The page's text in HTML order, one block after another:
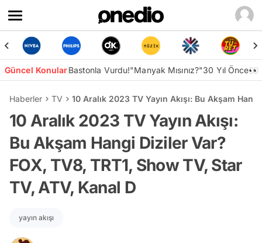
Güncel KonularBastonla Vurdu!"Manyak Mısınız?"30 Yıl Önce👀
Haberler TV 10 Aralık 2023 TV Yayın Akışı: Bu Akşam
10 Aralık 2023 TV Yayın Akışı:
Bu Akşam Hangi Diziler Var?
FOX, TV8, TRT1, Show TV, Star
TV, ATV, Kanal D
yayın akışı